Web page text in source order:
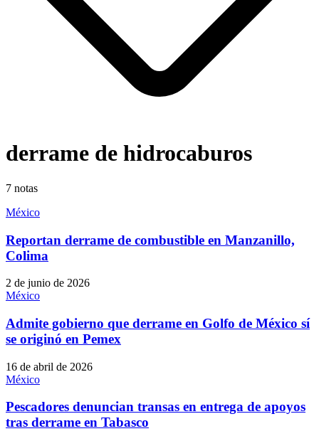
derrame de hidrocaburos
7 notas
México
Reportan derrame de combustible en Manzanillo,
Colima
2 de junio de 2026
México
Admite gobierno que derrame en Golfo de México sí
se originó en Pemex
16 de abril de 2026
México
Pescadores denuncian transas en entrega de apoyos
tras derrame en Tabasco